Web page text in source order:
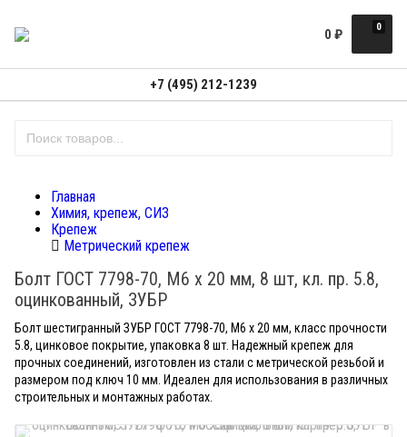
0
0 ₽
+7 (495) 212-1239
Главная
Химия, крепеж, СИЗ
Крепеж
Метрический крепеж
Болт ГОСТ 7798-70, M6 x 20 мм, 8 шт, кл. пр. 5.8,
оцинкованный, ЗУБР
Болт шестигранный ЗУБР ГОСТ 7798-70, M6 x 20 мм, класс прочности
5.8, цинковое покрытие, упаковка 8 шт. Надежный крепеж для
прочных соединений, изготовлен из стали с метрической резьбой и
размером под ключ 10 мм. Идеален для использования в различных
строительных и монтажных работах.